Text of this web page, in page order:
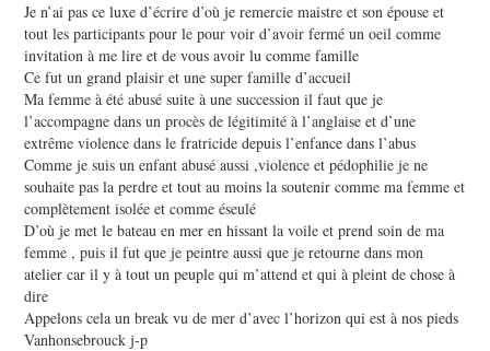
Je n’ai pas ce luxe d’écrire d’où je remercie maistre et son épouse et
tout les participants pour le pour voir d’avoir fermé un oeil comme
invitation à me lire et de vous avoir lu comme famille
Ce fut un grand plaisir et une super famille d’accueil
Ma femme à été abusé suite à une succession il faut que je
l’accompagne dans un procès de légitimité à l’anglaise et d’une
extrême violence dans le fratricide depuis l’enfance dans l’abus
Comme je suis un enfant abusé aussi ,violence et pédophilie je ne
souhaite pas la perdre et tout au moins la soutenir comme ma femme et
complètement isolée et comme éseulé
D’où je met le bateau en mer en hissant la voile et prend soin de ma
femme , puis il fut que je peintre aussi que je retourne dans mon
atelier car il y à tout un peuple qui m’attend et qui à pleint de chose à
dire
Appelons cela un break vu de mer d’avec l’horizon qui est à nos pieds
Vanhonsebrouck j-p